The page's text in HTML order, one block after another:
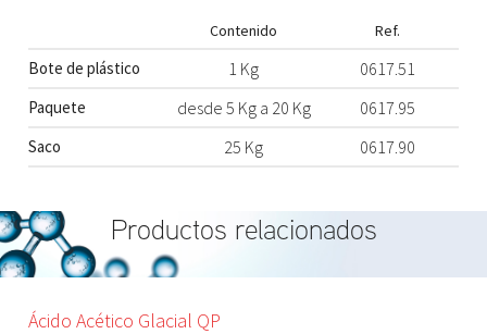
Contenido Ref.
Bote de plástico 1 Kg 0617.51
Paquete desde 5 Kg a 20 Kg 0617.95
Saco 25 Kg 0617.90
Productos relacionados
Ácido Acético Glacial QP